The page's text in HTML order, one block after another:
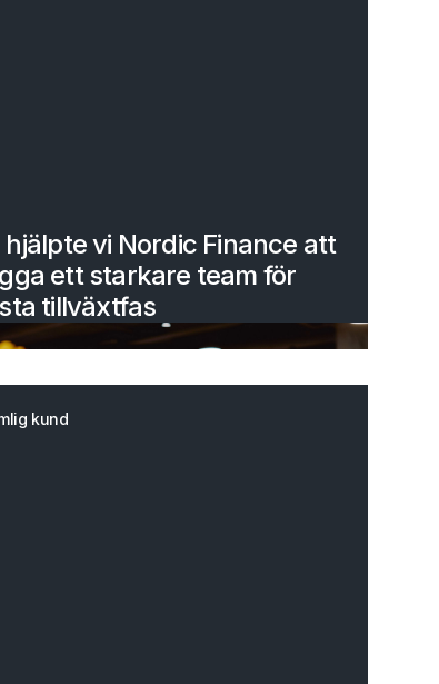
hjälpte vi Nordic Finance att
ett starkare team för
tillväxtfas
kund